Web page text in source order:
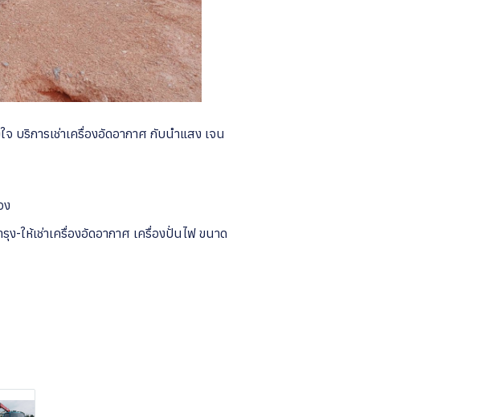
ริการเช่าเครื่องอัดอากาศ กับนำแสง เจน
ง
-ให้เช่าเครื่องอัดอากาศ เครื่องปั่นไฟ ขนาด